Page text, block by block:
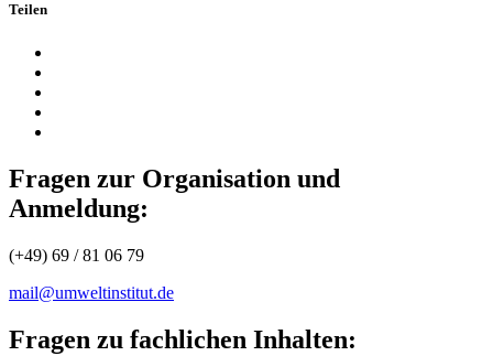
Teilen
Fragen zur Organisation und
Anmeldung:
(+49) 69 / 81 06 79
mail@umweltinstitut.de
Fragen zu fachlichen Inhalten: